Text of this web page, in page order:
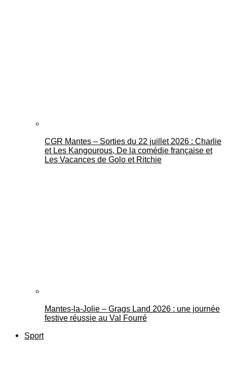
CGR Mantes – Sorties du 22 juillet 2026 : Charlie
et Les Kangourous, De la comédie française et
Les Vacances de Golo et Ritchie
Mantes-la-Jolie – Grags Land 2026 : une journée
festive réussie au Val Fourré
Sport